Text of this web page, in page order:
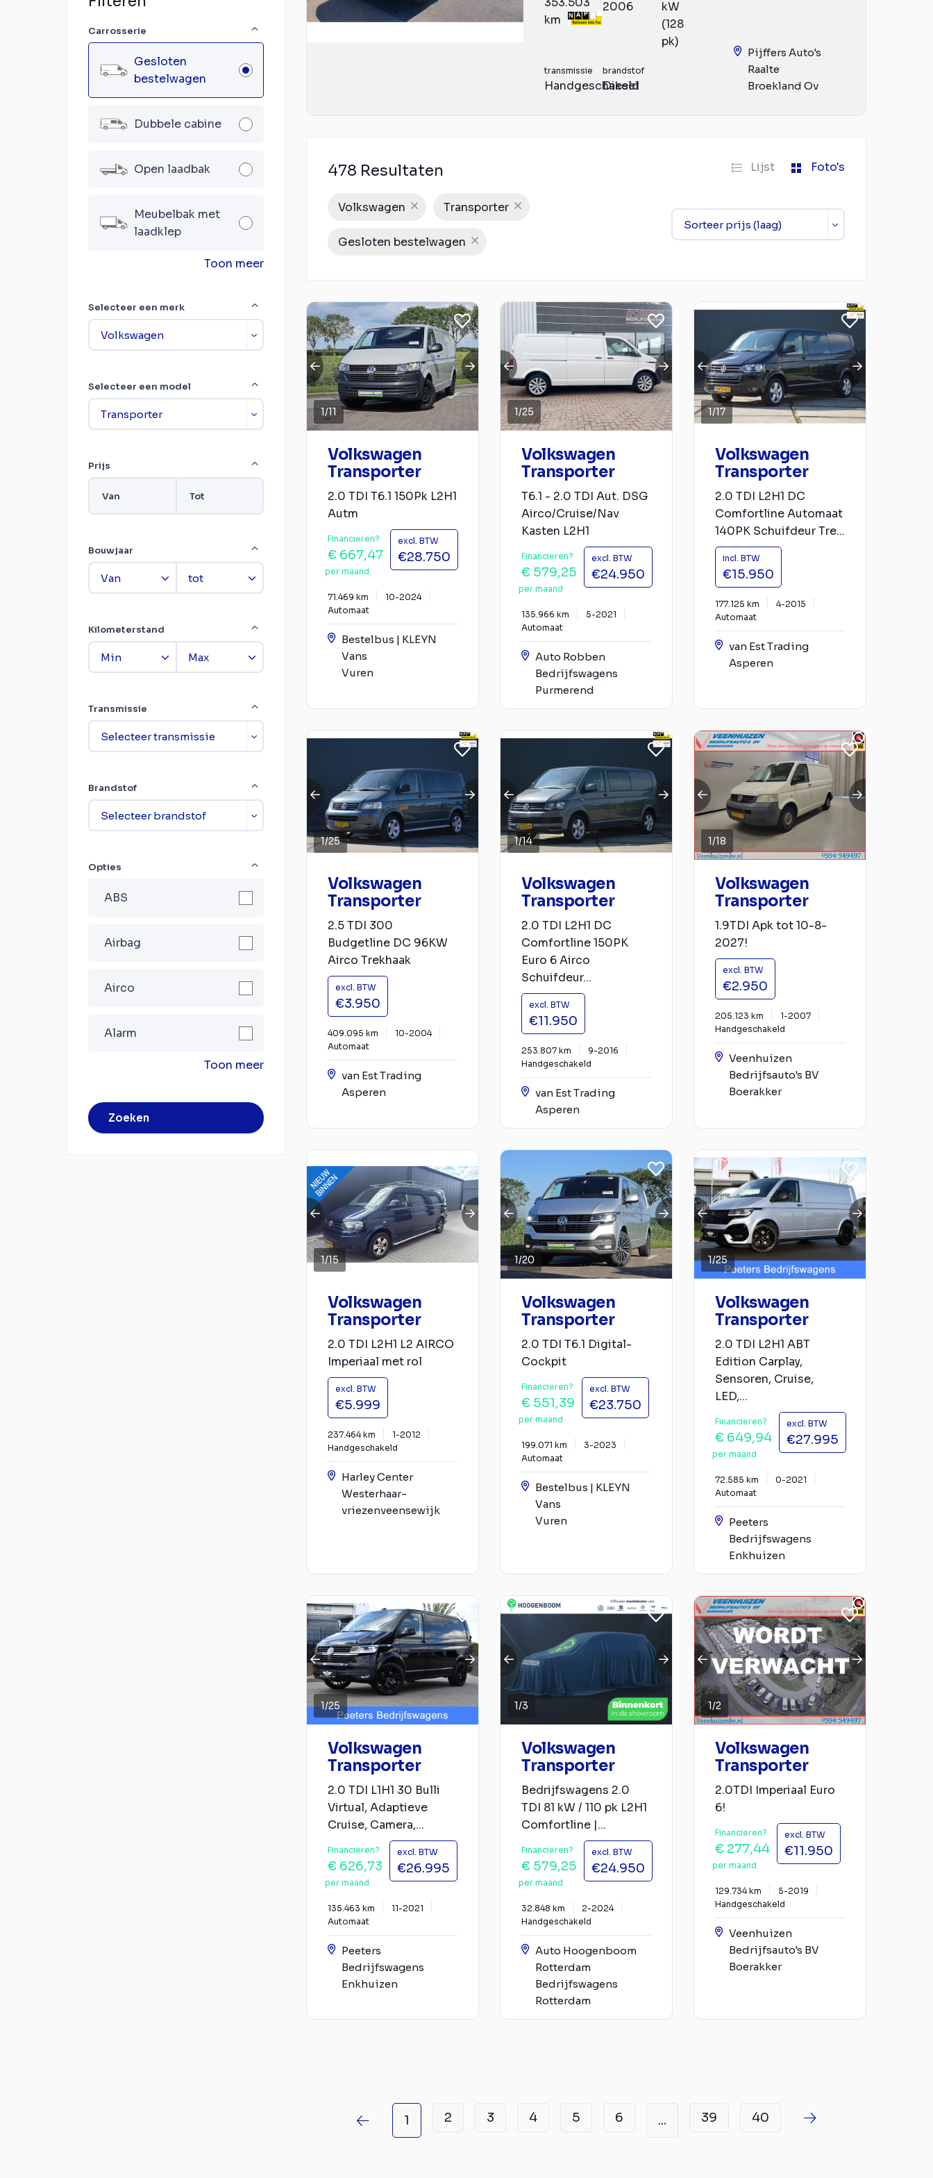
Carrosserie
Gesloten
bestelwagen
Dubbele cabine
Open laadbak
Meubelbak met
laadklep
Toon meer
Selecteer een merk
Selecteer een model
Prijs
Van Tot
Bouwjaar
Kilometerstand
Transmissie
Brandstof
Opties
ABS
Airbag
Airco
Alarm
Toon meer
Zoeken
km
2006
kW
(128
pk)
transmissie
Handgeschakeld
brandstof
Diesel
Pijffers Auto's
Raalte
Broekland Ov
478 Resultaten Lijst Foto's
Volkswagen Transporter
Gesloten bestelwagen
1/11
Volkswagen
Transporter
2.0 TDI T6.1 150Pk L2H1
Autm
Financieren?
€ 667,47
per maand
excl. BTW
€28.750
71.469 km
10-2024
Automaat
Bestelbus | KLEYN
Vans
Vuren
1/25
Volkswagen
Transporter
T6.1 - 2.0 TDI Aut. DSG
Airco/Cruise/Nav
Kasten L2H1
Financieren?
€ 579,25
per maand
excl. BTW
€24.950
135.966 km
5-2021
Automaat
Auto Robben
Bedrijfswagens
Purmerend
1/17
Volkswagen
Transporter
2.0 TDI L2H1 DC
Comfortline Automaat
140PK Schuifdeur Tre...
incl. BTW
€15.950
177.125 km
4-2015
Automaat
van Est Trading
Asperen
1/25
Volkswagen
Transporter
2.5 TDI 300
Budgetline DC 96KW
Airco Trekhaak
excl. BTW
€3.950
409.095 km
10-2004
Automaat
van Est Trading
Asperen
1/14
Volkswagen
Transporter
2.0 TDI L2H1 DC
Comfortline 150PK
Euro 6 Airco
Schuifdeur...
excl. BTW
€11.950
253.807 km
9-2016
Handgeschakeld
van Est Trading
Asperen
1/18
Volkswagen
Transporter
1.9TDI Apk tot 10-8-
2027!
excl. BTW
€2.950
205.123 km
1-2007
Handgeschakeld
Veenhuizen
Bedrijfsauto's BV
Boerakker
1/15
Volkswagen
Transporter
2.0 TDI L2H1 L2 AIRCO
Imperiaal met rol
excl. BTW
€5.999
237.464 km
1-2012
Handgeschakeld
Harley Center
Westerhaar-
vriezenveensewijk
1/20
Volkswagen
Transporter
2.0 TDI T6.1 Digital-
Cockpit
Financieren?
€ 551,39
per maand
excl. BTW
€23.750
199.071 km
3-2023
Automaat
Bestelbus | KLEYN
Vans
Vuren
1/25
Volkswagen
Transporter
2.0 TDI L2H1 ABT
Edition Carplay,
Sensoren, Cruise,
LED,...
Financieren?
€ 649,94
per maand
excl. BTW
€27.995
72.585 km
0-2021
Automaat
Peeters
Bedrijfswagens
Enkhuizen
1/25
Volkswagen
Transporter
2.0 TDI L1H1 30 Bulli
Virtual, Adaptieve
Cruise, Camera,...
Financieren?
€ 626,73
per maand
excl. BTW
€26.995
135.463 km
11-2021
Automaat
Peeters
Bedrijfswagens
Enkhuizen
1/3
Volkswagen
Transporter
Bedrijfswagens 2.0
TDI 81 kW / 110 pk L2H1
Comfortline |...
Financieren?
€ 579,25
per maand
excl. BTW
€24.950
32.848 km
2-2024
Handgeschakeld
Auto Hoogenboom
Rotterdam
Bedrijfswagens
Rotterdam
1/2
Volkswagen
Transporter
2.0TDI Imperiaal Euro
6!
Financieren?
€ 277,44
per maand
excl. BTW
€11.950
129.734 km
5-2019
Handgeschakeld
Veenhuizen
Bedrijfsauto's BV
Boerakker
1 2 3 4 5 6 ... 39 40